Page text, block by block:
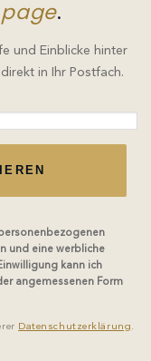
.
und Einblicke hinter
in Ihr Postfach.
und eine werbliche
kann ich
angemessenen Form
Datenschutzerklärung.